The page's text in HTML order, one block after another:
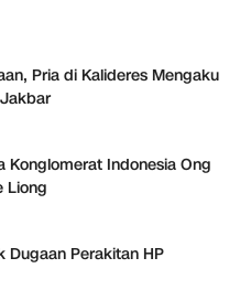
Pria di Kalideres Mengaku
Konglomerat Indonesia Ong
Liong
Dugaan Perakitan HP